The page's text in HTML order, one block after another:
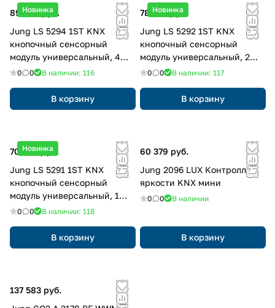
Новинка
89 820 руб.
Jung LS 5294 1ST KNX
кнопочный сенсорный
модуль универсальный, 4
группы, F50, Серия LS,
0 0 В наличии: 116
В корзину
Новинка
78 798 руб.
Jung LS 5292 1ST KNX
кнопочный сенсорный
модуль универсальный, 2
группы, F50, Серия LS,
0 0 В наличии: 117
В корзину
Новинка
70 643 руб.
Jung LS 5291 1ST KNX
кнопочный сенсорный
модуль универсальный, 1
группа, F50, Серия LS,
0 0 В наличии: 118
В корзину
60 379 руб.
Jung 2096 LUX Контроллер
яркости KNX мини
0 0 В наличии
В корзину
137 583 руб.